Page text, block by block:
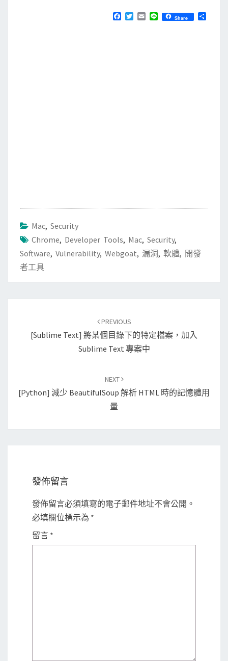
E
Share
Mac, Security
Chrome, Developer Tools, Mac, Security,
Software, Vulnerability, Webgoat, 漏洞, 軟體, 開發
者工具
PREVIOUS
[Sublime Text] 將某個目錄下的特定檔案，加入
Sublime Text 專案中
NEXT
[Python] 減少 BeautifulSoup 解析 HTML 時的記憶體用
量
發佈留言
發佈留言必須填寫的電子郵件地址不會公開。
必填欄位標示為 *
留言 *